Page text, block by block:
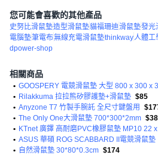
您可能會喜歡的其他產品
史努比滑鼠墊造型滑鼠墊貓福珊迪滑鼠墊發光
電腦墊筆電布無線充電滑鼠墊thinkway人體工
dpower-shop
相關商品
• GOOSPERY 電競滑鼠墊 大型 800 x 300 x
• Rilakkuma 拉拉熊矽膠護墊+滑鼠墊 $85
• Anyzone T7 竹製手腕託 全尺寸鍵盤用
• The Only One大滑鼠墊 700*300*2mm $38
• KTnet 廣鐸 高耐磨PVC橡膠鼠墊 MP10 22
• ASUS 華碩 ROG SCABBARD II電競滑鼠墊
• 自然滑鼠墊 30*80*0.3cm $174